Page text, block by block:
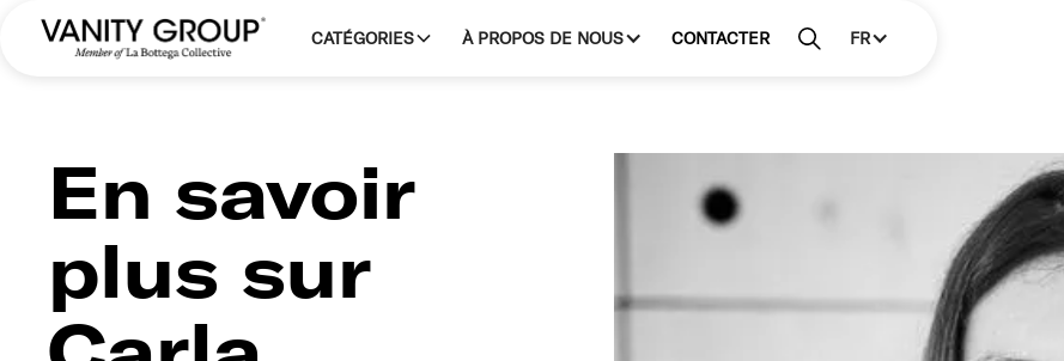
CATÉGORIES À PROPOS DE NOUS CONTACTER FR
En savoir
plus sur